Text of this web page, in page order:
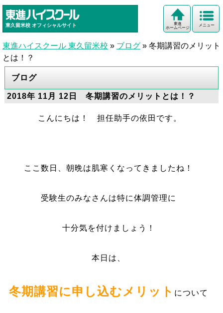
東久留米校 オフィシャルサイト メニュー
東進
ホームページ
東進ハイスクール 東久留米校 » ブログ » 冬期講習のメリット
とは！？
ブログ
2018年 11月 12日 冬期講習のメリットとは！？
こんにちは！ 担任助手の依田です。
ここ数日、朝晩は肌寒くなってきましたね！
受験生のみなさんは特に体調管理に
十分気を付けましょう！
本日は、
冬期講習に申し込むメリット について